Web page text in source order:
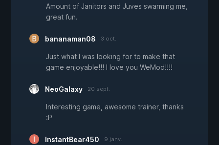
Amount of Janitors and Juves swarming me,
great fun.
bananaman08 3 oct.
Just what I was looking for to make that
game enjoyable!!! I love you WeMod!!!!
NeoGalaxy 20 sept.
Interesting game, awesome trainer, thanks
:P
InstantBear450 9 janv.